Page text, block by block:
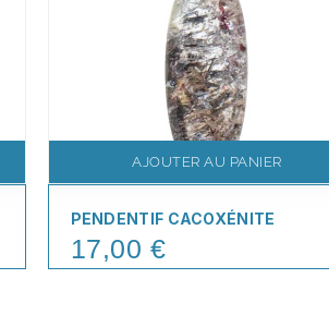
AJOUTER AU PANIER
PENDENTIF CACOXÉNITE
Price
17,00 €